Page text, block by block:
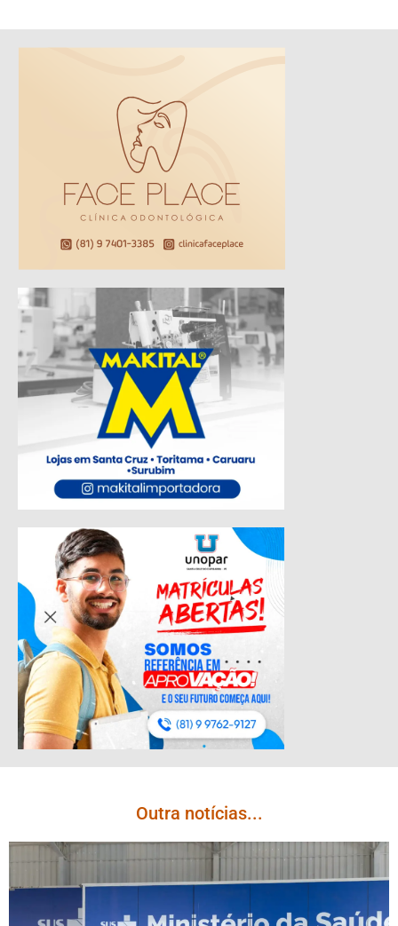
Outra notícias...